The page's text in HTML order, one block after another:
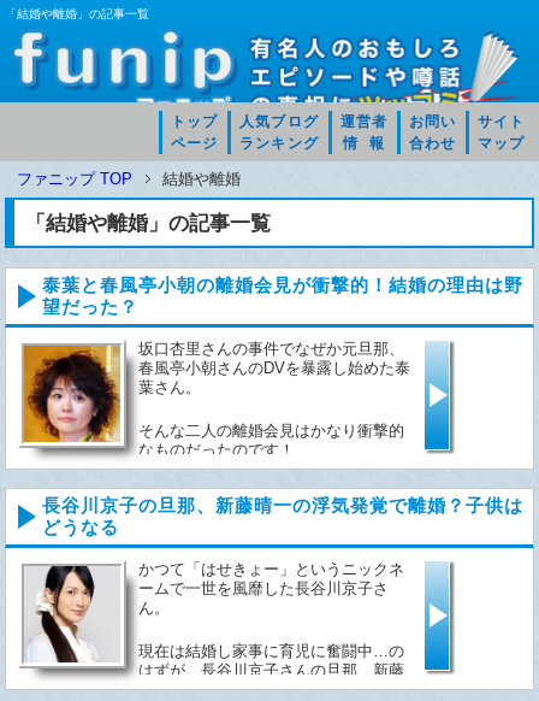
「結婚や離婚」の記事一覧
サイト
マップ
お問い
合わせ
運営者
情 報
人気ブログ
ランキング
トップ
ページ
ファニップ TOP 結婚や離婚
「結婚や離婚」の記事一覧
泰葉と春風亭小朝の離婚会見が衝撃的！結婚の理由は野
望だった？
坂口杏里さんの事件でなぜか元旦那、
春風亭小朝さんのDVを暴露し始めた泰
葉さん。
そんな二人の離婚会見はかなり衝撃的
なものだったのです！
結婚した理由はなんと春風亭小朝さん
の野望！？併せてツッコミます！...
長谷川京子の旦那、新藤晴一の浮気発覚で離婚？子供は
どうなる
かつて「はせきょー」というニックネ
ームで一世を風靡した長谷川京子さ
ん。
現在は結婚し家事に育児に奮闘中…の
はずが、長谷川京子さんの旦那、新藤
晴...